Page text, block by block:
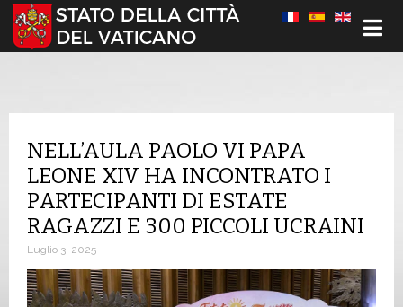
Seleziona la tua lingua
NELL’AULA PAOLO VI PAPA
LEONE XIV HA INCONTRATO I
PARTECIPANTI DI ESTATE
RAGAZZI E 300 PICCOLI UCRAINI
Luglio 3, 2025